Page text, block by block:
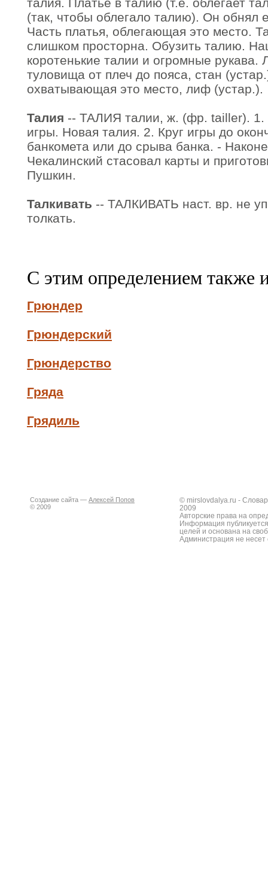
(так, чтобы облегало талию). Он обнял
Часть платья, облегающая это место.
слишком просторна. Обузить талию.
коротенькие талии и огромные рукава.
туловища от плеч до пояса, стан
охватывающая это место, лиф (устар.).
Талия -- ТАЛИЯ талии, ж. (фр. tailler). 1.
игры. Новая талия. 2. Круг игры до
банкомета или до срыва банка. -
Чекалинский стасовал карты и
Пушкин.
Талкивать -- ТАЛКИВАТЬ наст. вр. не
толкать.
С этим определением также
Грюндер
Грюндерский
Грюндерство
Гряда
Грядиль
Создание сайта — Алексей Попов
© 2009
© mirslovdalya.ru -
2009
Авторские права на
Информация
целей и основана на
Администрация не несет